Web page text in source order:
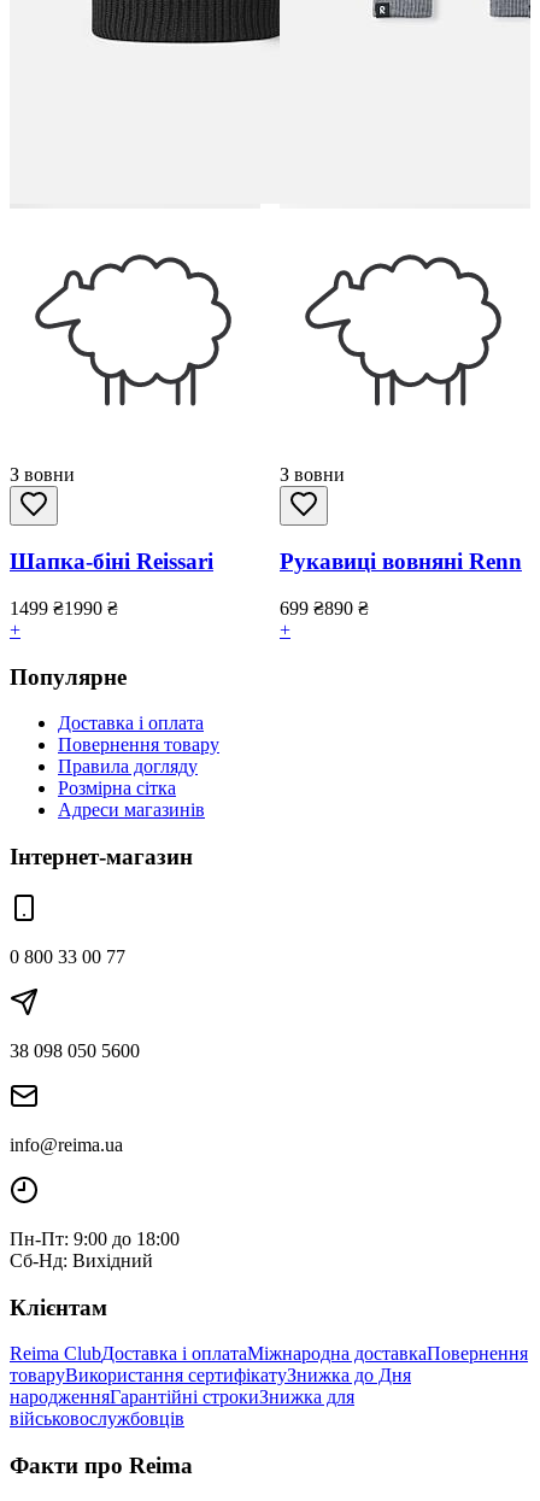
З вовни
Шапка-біні Reissari
1499 ₴1990 ₴
+
З вовни
Рукавиці вовняні Renn
699 ₴890 ₴
+
Популярне
Доставка і оплата
Повернення товару
Правила догляду
Розмірна сітка
Адреси магазинів
Інтернет-магазин
0 800 33 00 77
38 098 050 5600
info@reima.ua
Пн-Пт: 9:00 до 18:00
Сб-Нд: Вихідний
Клієнтам
Reima ClubДоставка і оплатаМіжнародна доставкаПовернення
товаруВикористання сертифікатуЗнижка до Дня
народженняГарантійні строкиЗнижка для
військовослужбовців
Факти про Reima